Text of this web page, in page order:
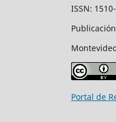
ISSN:
Portal de